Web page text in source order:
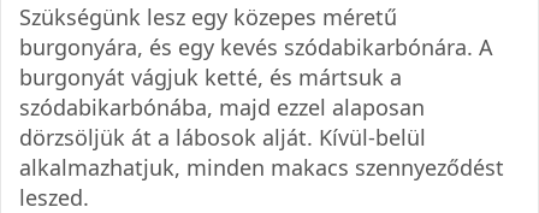
Szükségünk lesz egy közepes méretű
burgonyára, és egy kevés szódabikarbónára. A
burgonyát vágjuk ketté, és mártsuk a
szódabikarbónába, majd ezzel alaposan
dörzsöljük át a lábosok alját. Kívül-belül
alkalmazhatjuk, minden makacs szennyeződést
leszed.